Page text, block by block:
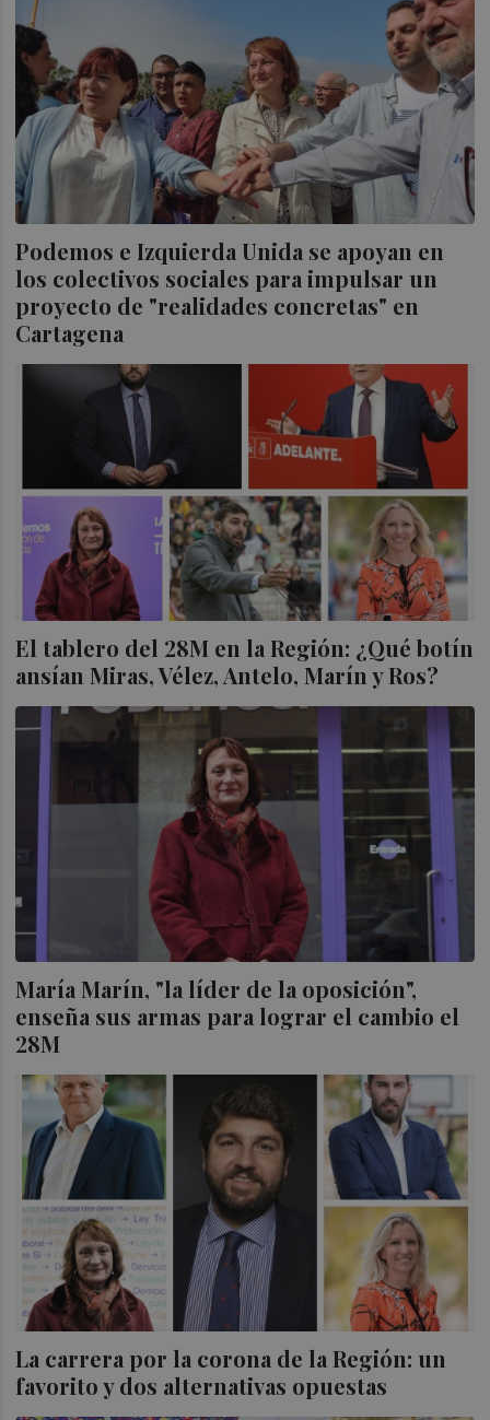
Podemos e Izquierda Unida se apoyan en
los colectivos sociales para impulsar un
proyecto de "realidades concretas" en
Cartagena
El tablero del 28M en la Región: ¿Qué botín
ansían Miras, Vélez, Antelo, Marín y Ros?
María Marín, "la líder de la oposición",
enseña sus armas para lograr el cambio el
28M
La carrera por la corona de la Región: un
favorito y dos alternativas opuestas